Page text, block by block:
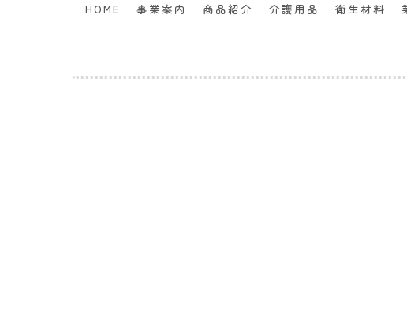
HOME 事業案内 商品紹介 介護用品 衛生材料